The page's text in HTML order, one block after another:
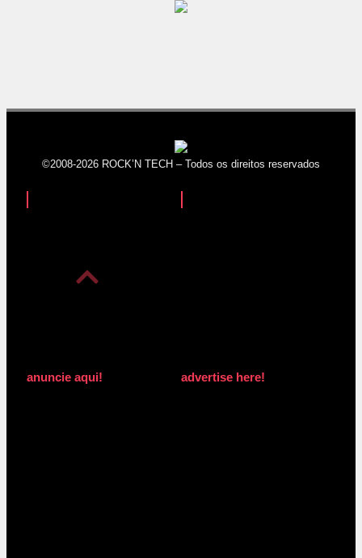
©2008-2026 ROCK’N TECH – Todos os direitos reservados
anuncie aqui! advertise here!